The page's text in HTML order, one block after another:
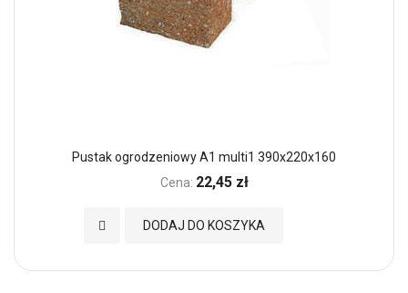
Pustak ogrodzeniowy A1 multi1 390x220x160
Cena: 22,45 zł
DODAJ DO KOSZYKA
Dodaj do Ulubionych